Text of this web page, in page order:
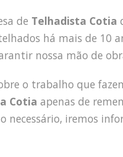
de Telhadista Cotia
há mais de 10
nossa mão de
o trabalho que
Cotia apenas de
iremos